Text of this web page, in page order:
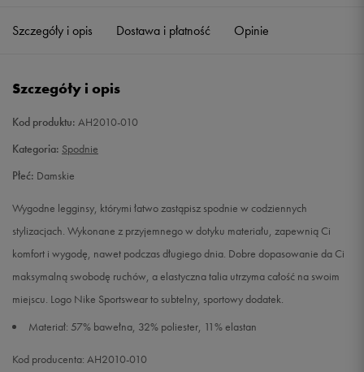
XXS Powiadom o dostępności
M Powiadom o dostępności
XL Powiadom o dostępności
XXL Powiadom o dostępności
Szczegóły i opis Dostawa i płatność Opinie
Szczegóły i opis
Kod produktu: AH2010-010
Kategoria: Spodnie
Płeć: Damskie
Wygodne legginsy, którymi łatwo zastąpisz spodnie w codziennych
stylizacjach. Wykonane z przyjemnego w dotyku materiału, zapewnią Ci
komfort i wygodę, nawet podczas długiego dnia. Dobre dopasowanie da Ci
maksymalną swobodę ruchów, a elastyczna talia utrzyma całość na swoim
miejscu. Logo Nike Sportswear to subtelny, sportowy dodatek.
Materiał: 57% bawełna, 32% poliester, 11% elastan
Kod producenta: AH2010-010